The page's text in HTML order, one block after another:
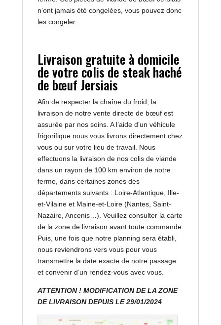
n’ont jamais été congelées, vous pouvez donc
les congeler.
Livraison gratuite à domicile
de votre colis de steak haché
de bœuf Jersiais
Afin de respecter la chaîne du froid, la
livraison de notre vente directe de bœuf est
assurée par nos soins. A l’aide d’un véhicule
frigorifique nous vous livrons directement chez
vous ou sur votre lieu de travail. Nous
effectuons la livraison de nos colis de viande
dans un rayon de 100 km environ de notre
ferme, dans certaines zones des
départements suivants : Loire-Atlantique, Ille-
et-Vilaine et Maine-et-Loire (Nantes, Saint-
Nazaire, Ancenis…). Veuillez consulter la carte
de la zone de livraison avant toute commande.
Puis, une fois que notre planning sera établi,
nous reviendrons vers vous pour vous
transmettre la date exacte de notre passage
et convenir d’un rendez-vous avec vous.
ATTENTION ! MODIFICATION DE LA ZONE
DE LIVRAISON DEPUIS LE 29/01/2024